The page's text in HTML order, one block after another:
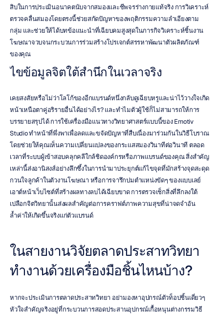
สิบในการประเมินอนาคตนับจากสมองและชีพจรร่างกายแท้จริง การวิเคราะห์
ตรวจคลื่นสมองโดยตรงนี้ช่วยสกัดปัญหาของพฤติกรรมความลำเอียงตาม
กลุ่ม และช่วยให้ได้บทข้อแนะนำที่เฉียบคมสูงสุดในภารกิจวิเคราะห์ชิ้นงาน
โฆษณาจวบจนกระบวนการร่วมสร้างโปรเจกต์สรรหาพัฒนาตัวผลิตภัณฑ์
ของคุณ
ไขข้อมูลจิตใต้สำนึกในเวลาจริง
เคยสงสัยหรือไม่ว่าโลโก้ของอีกแบรนด์หนึ่งกลับดูเฉียบหรูและน่าไว้วางใจเกิด
หน้าเหนือตาคู่อริรายอื่นได้อย่างไร? และทำไมตัวผู้ใช้ก็ไม่สามารถให้การ
บรรยายสรุปได้ การใช้เครื่องมือแนวทางวิทยาศาสตร์แบบนี้ของ Emotiv
Studio ทำหน้าที่พึ่งพาเพื่อลดและขจัดปัญหาที่สืบเนื่องมาร่วมกันในวิธีโบราณ
โดยช่วยให้คุณเห็นความเปลี่ยนแปลงของกระแสสมองวินาทีต่อวินาที ตลอด
เวลาที่ระบบผู้เข้าสอบคลุกคลีใกล้ชิดองค์กรหรือภาพแบรนด์ของคุณ สิ่งสำคัญ
เหล่านี้ส่งอานิสงส์อย่างลึกซึ้งในการนำมาประยุกต์แก้ไขจุดที่มักสร้างจุดสะดุด
กวนใจลูกค้าในตัวงานโฆษณา หรือการจารึกปมตำแหน่งขัดๆ ของแบบเลย์
เอาต์หน้าเว็บไซต์ที่สร้างผลทางลบได้เฉียบขาด การตรวจเช็กสิ่งที่ลึกลงใต้
เปลือกจิตวิทยานั้นส่งผลสำคัญต่อการคราฟต์ภาพความสุขที่น่าจดจำอัน
ล้ำค่าให้เกิดขึ้นจริงแก่ตัวแบรนด์
ในสายงานวิจัยตลาดประสาทวิทยา
ทำงานด้วยเครื่องมือชิ้นไหนบ้าง?
หากจะประเมินการตลาดประสาทวิทยา อย่ามองหาอุปกรณ์ตัวท็อปชิ้นเดี่ยวๆ
หัวใจสำคัญจริงอยู่ที่กระบวนการสอดประสานอุปกรณ์เกื้อหนุนต่างกรรมวิธี